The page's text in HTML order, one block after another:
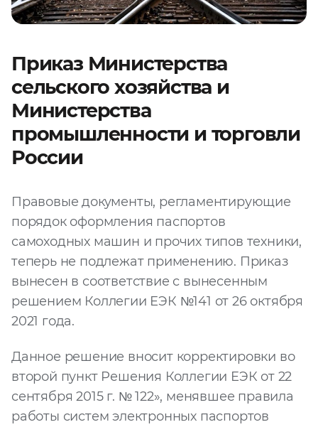
Приказ Министерства
сельского хозяйства и
Министерства
промышленности и торговли
России
Правовые документы, регламентирующие
порядок оформления паспортов
самоходных машин и прочих типов техники,
теперь не подлежат применению. Приказ
вынесен в соответствие с вынесенным
решением Коллегии ЕЭК №141 от 26 октября
2021 года.
Данное решение вносит корректировки во
второй пункт Решения Коллегии ЕЭК от 22
сентября 2015 г. № 122», менявшее правила
работы систем электронных паспортов